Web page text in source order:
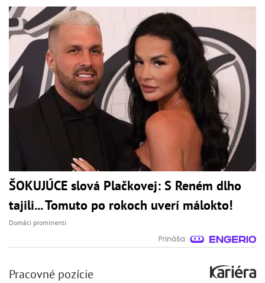
ŠOKUJÚCE slová Plačkovej: S Reném dlho
tajili... Tomuto po rokoch uverí málokto!
Domáci prominenti
Pracovné pozície